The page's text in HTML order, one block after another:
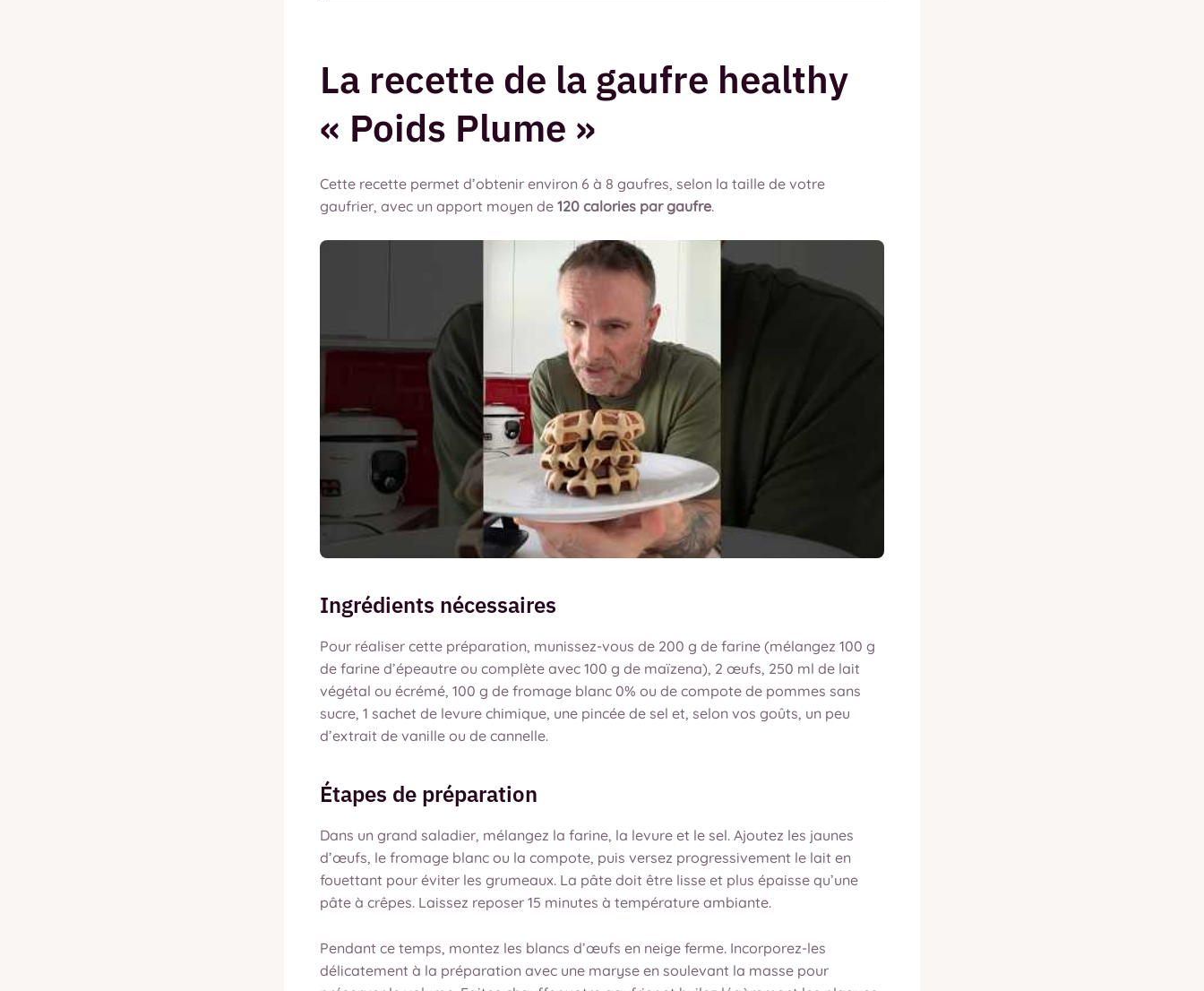
La recette de la gaufre healthy
« Poids Plume »
Cette recette permet d’obtenir environ 6 à 8 gaufres, selon la taille de votre
gaufrier, avec un apport moyen de 120 calories par gaufre.
Ingrédients nécessaires
Pour réaliser cette préparation, munissez-vous de 200 g de farine (mélangez 100 g
de farine d’épeautre ou complète avec 100 g de maïzena), 2 œufs, 250 ml de lait
végétal ou écrémé, 100 g de fromage blanc 0% ou de compote de pommes sans
sucre, 1 sachet de levure chimique, une pincée de sel et, selon vos goûts, un peu
d’extrait de vanille ou de cannelle.
Étapes de préparation
Dans un grand saladier, mélangez la farine, la levure et le sel. Ajoutez les jaunes
d’œufs, le fromage blanc ou la compote, puis versez progressivement le lait en
fouettant pour éviter les grumeaux. La pâte doit être lisse et plus épaisse qu’une
pâte à crêpes. Laissez reposer 15 minutes à température ambiante.
Pendant ce temps, montez les blancs d’œufs en neige ferme. Incorporez-les
délicatement à la préparation avec une maryse en soulevant la masse pour